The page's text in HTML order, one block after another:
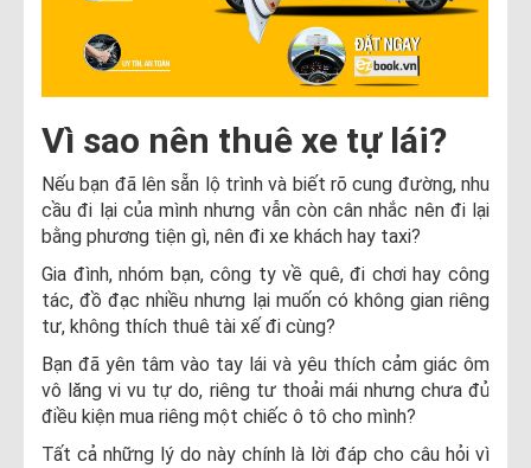
Vì sao nên thuê xe tự lái?
Nếu bạn đã lên sẵn lộ trình và biết rõ cung đường, nhu
cầu đi lại của mình nhưng vẫn còn cân nhắc nên đi lại
bằng phương tiện gì, nên đi xe khách hay taxi?
Gia đình, nhóm bạn, công ty về quê, đi chơi hay công
tác, đồ đạc nhiều nhưng lại muốn có không gian riêng
tư, không thích thuê tài xế đi cùng?
Bạn đã yên tâm vào tay lái và yêu thích cảm giác ôm
vô lăng vi vu tự do, riêng tư thoải mái nhưng chưa đủ
điều kiện mua riêng một chiếc ô tô cho mình?
Tất cả những lý do này chính là lời đáp cho câu hỏi vì